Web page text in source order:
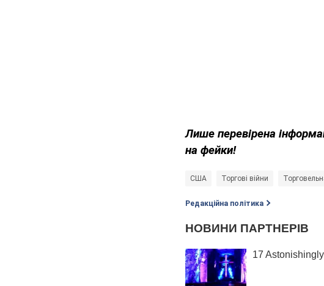
Лише перевірена
на фейки!
США Торгові війни
Редакційна політика